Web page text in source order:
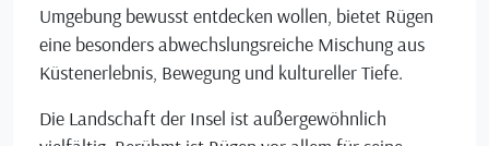
Umgebung bewusst entdecken wollen, bietet Rügen
eine besonders abwechslungsreiche Mischung aus
Küstenerlebnis, Bewegung und kultureller Tiefe.
Die Landschaft der Insel ist außergewöhnlich